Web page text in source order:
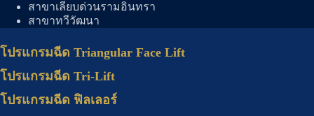
สาขาเลียบด่วนรามอินทรา
สาขาทวีวัฒนา
โปรแกรมฉีด Triangular Face Lift
โปรแกรมฉีด Tri-Lift
โปรแกรมฉีด ฟิลเลอร์